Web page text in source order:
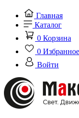
Главная
Каталог
0 Корзина
0 Избранное
Войти